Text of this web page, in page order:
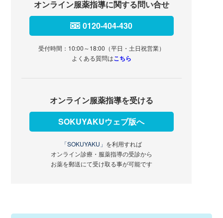
オンライン服薬指導に関する問い合せ
0120-404-430
受付時間：10:00～18:00（平日・土日祝営業）
よくある質問はこちら
オンライン服薬指導を受ける
SOKUYAKUウェブ版へ
「SOKUYAKU」 を利用すれば
オンライン診療・服薬指導の受診から
お薬を郵送にて受け取る事が可能です